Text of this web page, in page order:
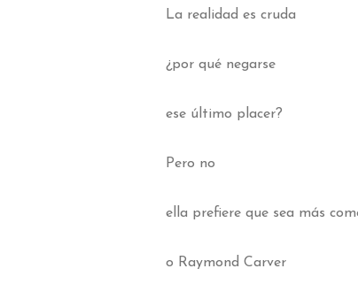
La realidad es cruda
¿por qué negarse
ese último placer?
Pero no
ella prefiere que sea más
o Raymond Carver